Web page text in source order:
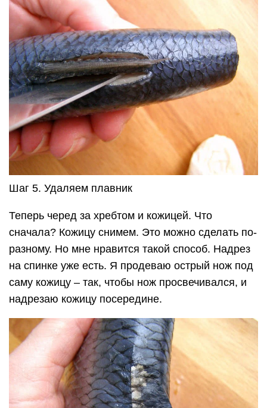
Шаг 5. Удаляем плавник
Теперь черед за хребтом и кожицей. Что
сначала? Кожицу снимем. Это можно сделать по-
разному. Но мне нравится такой способ. Надрез
на спинке уже есть. Я продеваю острый нож под
саму кожицу – так, чтобы нож просвечивался, и
надрезаю кожицу посередине.